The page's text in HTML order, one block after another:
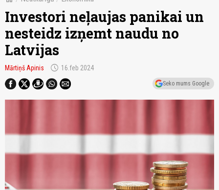
Investori neļaujas panikai un
nesteidz izņemt naudu no
Latvijas
Mārtiņš Apinis schedule 16.feb 2024
Seko mums Google